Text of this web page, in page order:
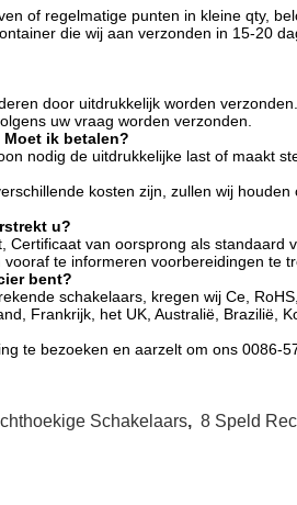
of regelmatige punten in kleine qty,
die wij aan verzonden in 15-20
door uitdrukkelijk worden
uw vraag worden verzonden.
ik betalen?
nodig de uitdrukkelijke last of maakt
kosten zijn, zullen wij
u?
Certificaat van oorsprong als standaard
te informeren voorbereidingen te
bent?
schakelaars, kregen wij Ce,
Frankrijk, het UK, Australië, Brazilië,
te bezoeken en aarzelt om ons 0086-
Schakelaars, 8 Speld